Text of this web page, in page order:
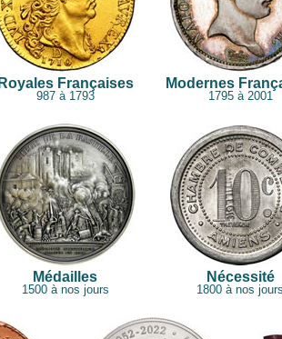
Royales Françaises
987 à 1793
Modernes
1795 à 2001
Médailles
1500 à nos jours
Nécessité
1800 à nos jours